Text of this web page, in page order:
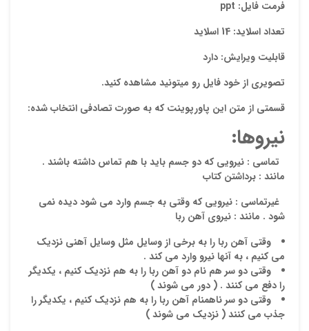
فرمت فایل: ppt
تعداد اسلاید: 14 اسلاید
قابلیت ویرایش: دارد
تصویری از خود فایل رو میتونید مشاهده کنید.
قسمتی از متن این پاورپوینت که به صورت تصادفی انتخاب شده:
نیروها:
تماسی : نیرویی که دو جسم باید با هم تماس داشته باشند .
مانند : برداشتن کتاب
غیرتماسی : نیرویی که وقتی به جسم وارد می شود دیده نمی
شود . مانند : نیروی آهن ربا
وقتی آهن ربا را به برخی از وسایل مثل وسایل آهنی نزدیک
می کنیم ، به آنها نیرو وارد می کند .
وقتی دو سر هم نام دو آهن ربا را به هم نزدیک کنیم ، یکدیگر
را دفع می کنند . ( دور می شوند )
وقتی دو سر ناهمنام آهن ربا را به هم نزدیک کنیم ، یکدیگر را
جذب می کنند ( نزدیک می شوند )